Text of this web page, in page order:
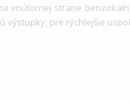
vnútornej strane
výstupky, pre rýchlejšie